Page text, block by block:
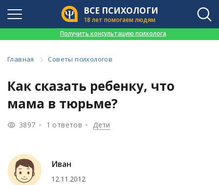
ВСЕ ПСИХОЛОГИ
18 лет помогаем людям
Получить консультацию психолога
Главная Советы психологов
Как сказать ребенку, что
мама в тюрьме?
3897 1 ответов Дети
Иван
12.11.2012